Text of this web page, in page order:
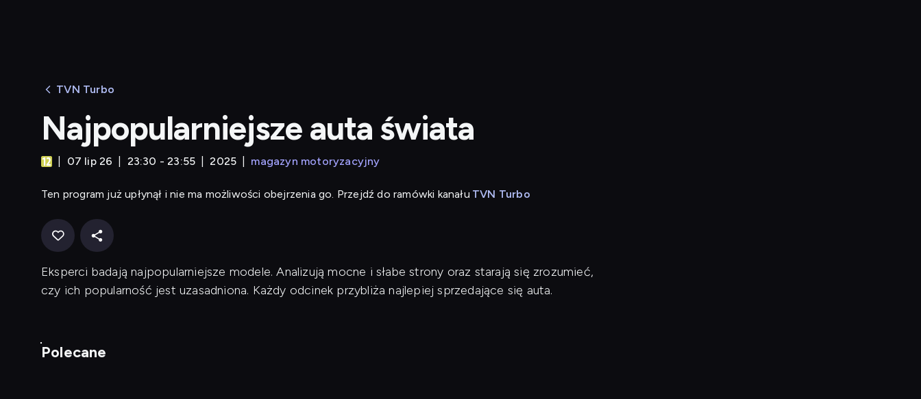
TVN Turbo
Najpopularniejsze auta świata
07 lip 26 23:30 - 23:55 2025 magazyn motoryzacyjny
Ten program już upłynął i nie ma możliwości obejrzenia go. Przejdź do ramówki kanału TVN Turbo
Eksperci badają najpopularniejsze modele. Analizują mocne i słabe strony oraz starają się zrozumieć,
czy ich popularność jest uzasadniona. Każdy odcinek przybliża najlepiej sprzedające się auta.
Polecane